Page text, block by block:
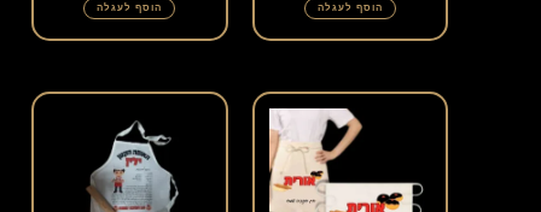
הוסף לעגלה הוסף לעגלה